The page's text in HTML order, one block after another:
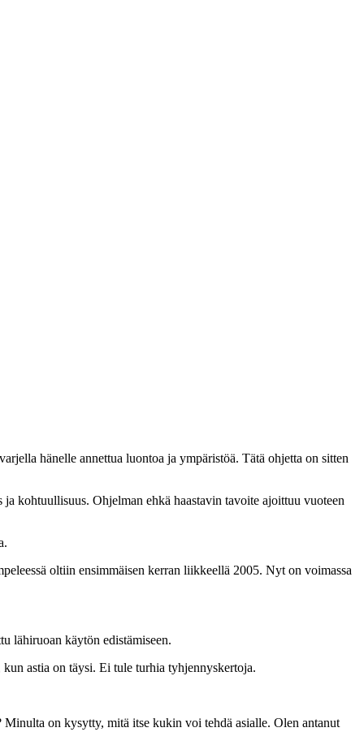
hänelle annettua luontoa ja ympäristöä. Tätä ohjetta on sitten
kohtuullisuus. Ohjelman ehkä haastavin tavoite ajoittuu vuoteen
oltiin ensimmäisen kerran liikkeellä 2005. Nyt on voimassa
lähiruoan käytön edistämiseen.
astia on täysi. Ei tule turhia tyhjennyskertoja.
on kysytty, mitä itse kukin voi tehdä asialle. Olen antanut